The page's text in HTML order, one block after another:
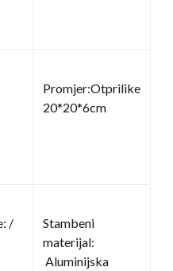
Promjer:Otprilike
20*20*6cm
/
Stambeni
materijal:
Aluminijska